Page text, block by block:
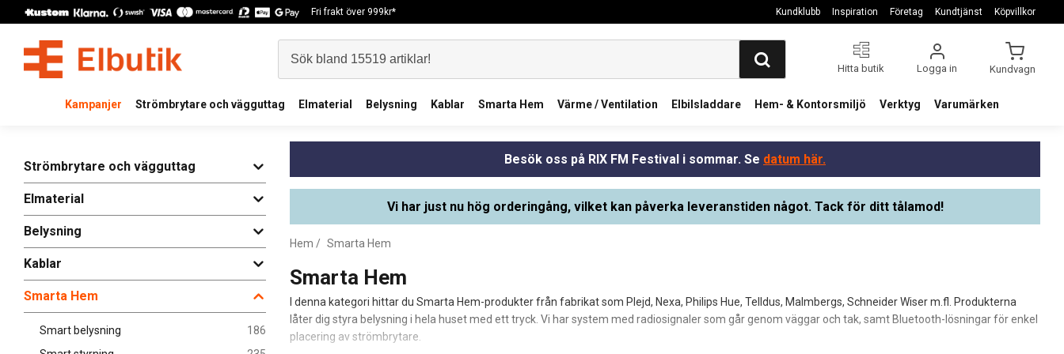
Fri frakt över 999kr* Kundklubb Inspiration Företag Kundtjänst Köpvillkor
Hitta butik Logga in Kundvagn
Kampanjer Strömbrytare och vägguttag Elmaterial Belysning Kablar Smarta Hem Värme / Ventilation Elbilsladdare Hem- & Kontorsmiljö Verktyg Varumärken
Strömbrytare och vägguttag
Elmaterial
Belysning
Kablar
Smarta Hem
Smart belysning
186
Besök oss på RIX FM Festival i sommar. Se datum här.
Vi har just nu hög orderingång, vilket kan påverka leveranstiden något. Tack för ditt tålamod!
Hem / Smarta Hem
Smarta Hem
I denna kategori hittar du Smarta Hem-produkter från fabrikat som Plejd, Nexa, Philips Hue, Telldus, Malmbergs, Schneider Wiser m.fl. Produkterna
låter dig styra belysning i hela huset med ett tryck. Vi har system med radiosignaler som går genom väggar och tak, samt Bluetooth-lösningar för enkel
placering av strömbrytare.